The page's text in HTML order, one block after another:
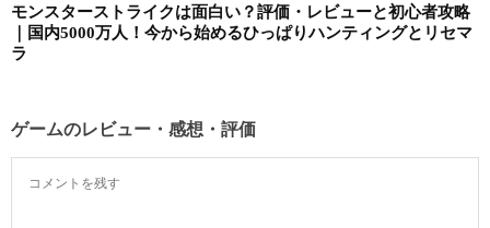
モンスターストライクは面白い？評価・レビューと初心者攻略
｜国内5000万人！今から始めるひっぱりハンティングとリセマ
ラ
ゲームのレビュー・感想・評価